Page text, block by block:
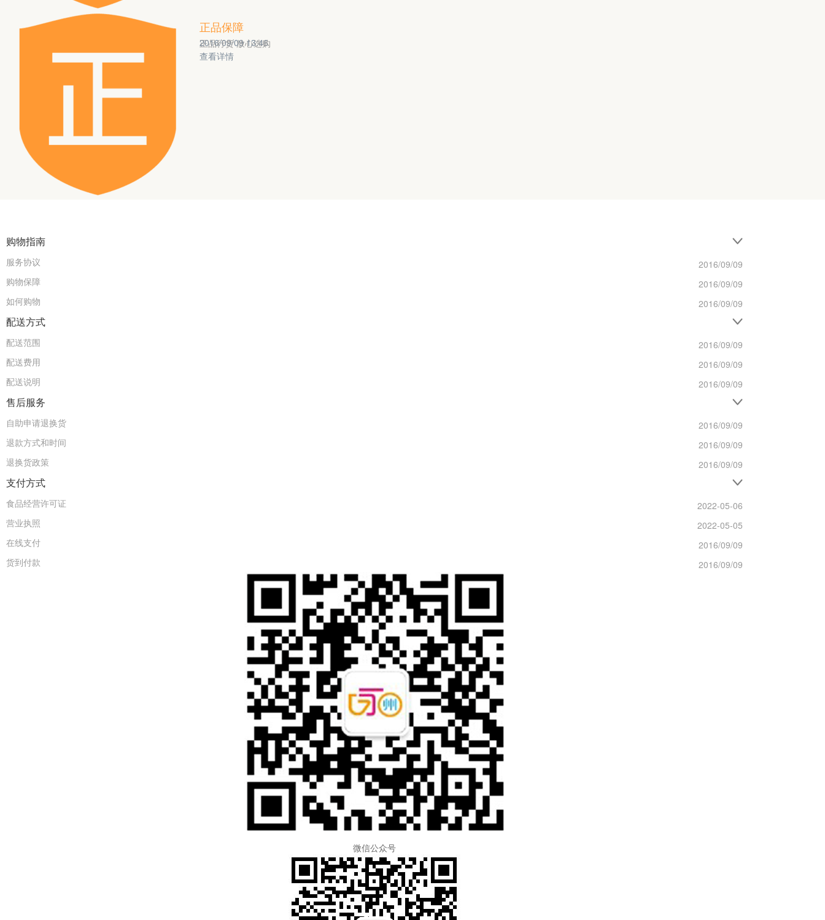
正品保障
2016/09/09 13:46
正品行货 放心选购
查看详情
购物指南
服务协议
2016/09/09
购物保障
2016/09/09
如何购物
2016/09/09
配送方式
配送范围
2016/09/09
配送费用
2016/09/09
配送说明
2016/09/09
售后服务
自助申请退换货
2016/09/09
退款方式和时间
2016/09/09
退换货政策
2016/09/09
支付方式
食品经营许可证
2022-05-06
营业执照
2022-05-05
在线支付
2016/09/09
货到付款
2016/09/09
微信公众号